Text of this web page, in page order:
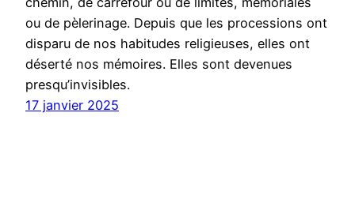
ou de pèlerinage. Depuis que les processions ont
disparu de nos habitudes religieuses, elles ont
déserté nos mémoires. Elles sont devenues
presqu’invisibles.
17 janvier 2025